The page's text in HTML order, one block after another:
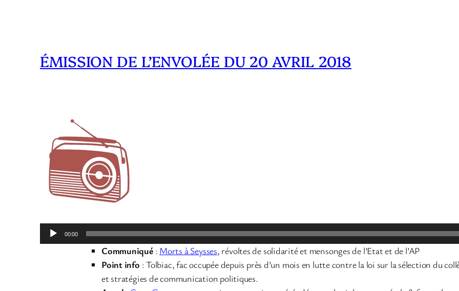
ÉMISSION DE L’ENVOLÉE DU 20 AVRIL 2018
Lecteur
audio
00:00
Communiqué: Morts à Seysses, révoltes de solidarité et mensonges de l’Etat et de l’AP
Point info : Tolbiac, fac occupée depuis près d’un mois en lutte contre la loi sur la sélection du
et stratégies de communication politiques.